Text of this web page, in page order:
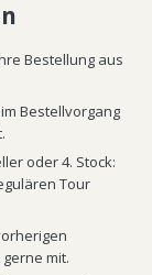
Bestellung aus
Bestellvorgang
oder 4. Stock:
Tour
mit.